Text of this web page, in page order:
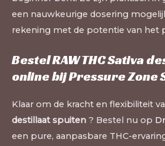
een nauwkeurige dosering
rekening met de potentie van het
Bestel RAW THC Sativa
online bij Pressure Zone
Klaar om de kracht en flexibiliteit
destillaat spuiten ? Bestel nu op
een pure, aanpasbare THC-